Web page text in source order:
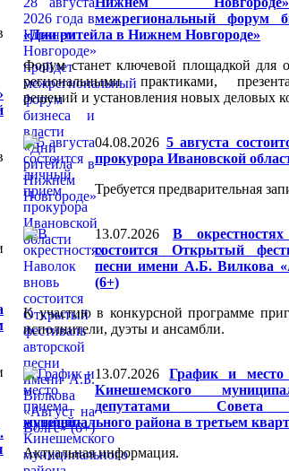
межрегиональный форум
«Дни ритейла в Нижнем Новгороде»
Форум станет ключевой площадкой для
региональными практиками,
решений и установления новых деловых
04.08.2026 5 августа
прокурора Ивановской
Требуется предварительная
13.07.2026
В
состоится Открытый
песни имени А.Б. Вилкова
(6+)
К участию в конкурсной программе
исполнители, дуэты и ансамбли.
13.07.2026
График и место
Кинешемского
депутатами Совета
муниципального района в третьем
Актуальная информация.